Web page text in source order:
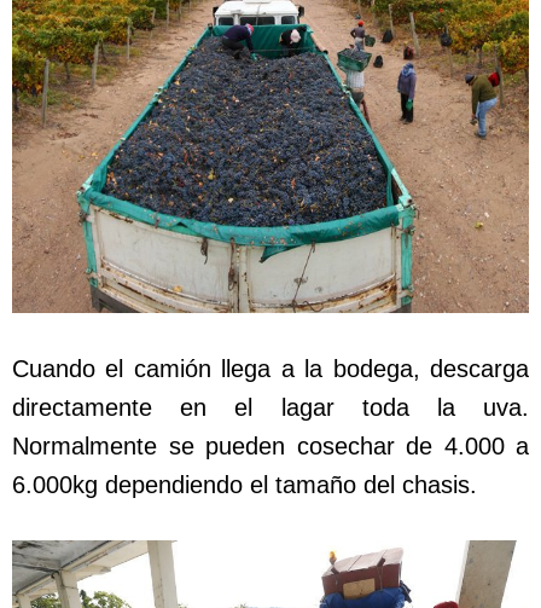
Cuando el camión llega a la bodega, descarga
directamente en el lagar toda la uva.
Normalmente se pueden cosechar de 4.000 a
6.000kg dependiendo el tamaño del chasis.